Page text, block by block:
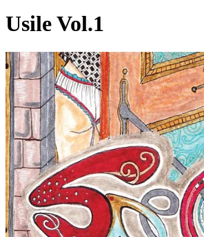
Usile Vol​.​1
Pagina externă
Pagina externă
Pagina externă
SSpecii
Alți artiști pe acest album
BMBean MC
rraku
AAforic
CCedry2k
ENEl Nino